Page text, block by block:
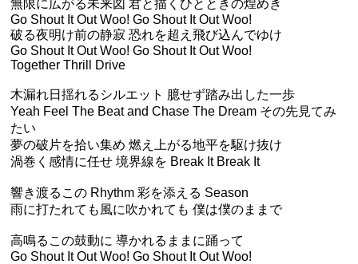
無限に広がる未来図 君と描くひとときの煌めき
Go Shout It Out Woo! Go Shout It Out Woo!
破る夜明け前の静寂 恐れを超え飛び込んでゆけ
Go Shout It Out Woo! Go Shout It Out Woo!
Together Thrill Drive
木漏れ日揺れるシルエット 臆せず踏み出した一歩
Yeah Feel The Beat and Chase The Dream その先見てみ
たい
夢の破片を拾い集め 燃え上がる地平を駆け抜け
渦巻く感情に任せ 境界線を Break It Break It
響き渡るこの Rhythm 彩を添える Season
雨に打たれても風に吹かれても 僕は僕のままで
高鳴るこの鼓動に 導かれるままに踊って
Go Shout It Out Woo! Go Shout It Out Woo!